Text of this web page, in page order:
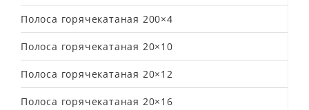
Полоса горячекатаная 200×4
Полоса горячекатаная 20×10
Полоса горячекатаная 20×12
Полоса горячекатаная 20×16